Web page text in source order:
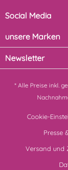
Social Media
unsere Marken
Newsletter
* Alle Preise inkl.
Cookie-
Presse
Versand und